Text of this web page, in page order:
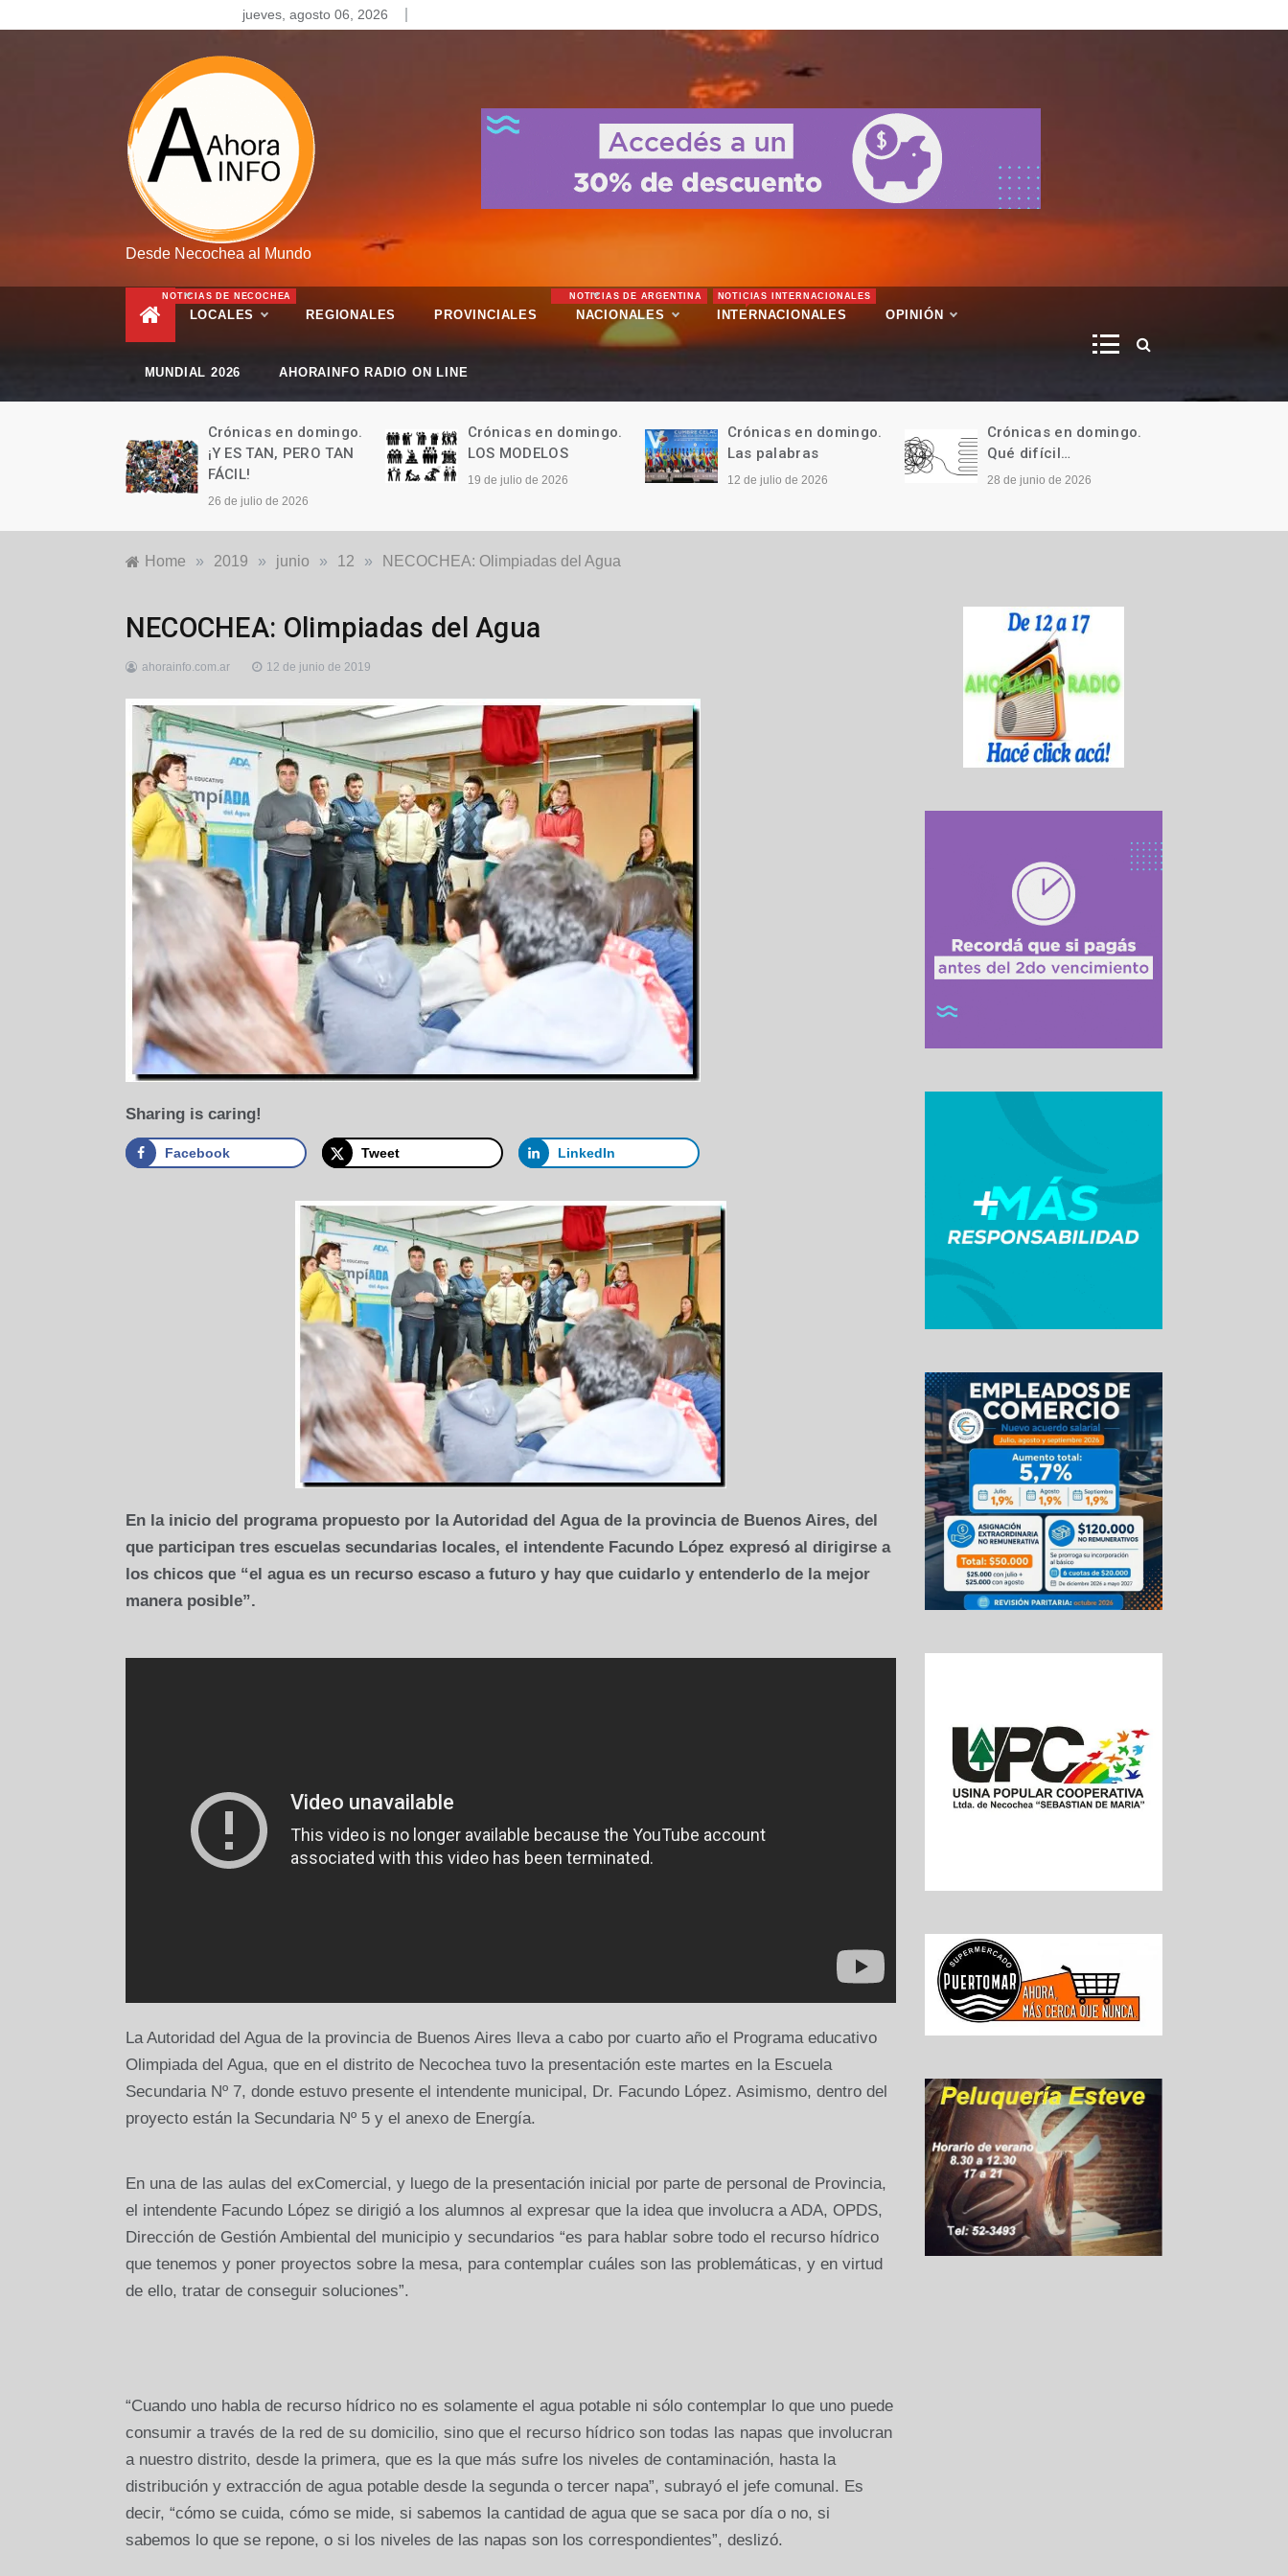
to
jueves, agosto 06, 2026
Desde Necochea al Mundo
LOCALES
NOTICIAS DE NECOCHEA
REGIONALES PROVINCIALES NACIONALES
NOTICIAS DE ARGENTINA
INTERNACIONALES
NOTICIAS INTERNACIONALES
OPINIÓN
MUNDIAL 2026 AHORAINFO RADIO ON LINE
Crónicas en domingo.
¡Y ES TAN, PERO TAN
FÁCIL!
26 de julio de 2026
Crónicas en domingo.
LOS MODELOS
19 de julio de 2026
Crónicas en domingo.
Las palabras
12 de julio de 2026
Crónicas en domingo.
Qué difícil…
28 de junio de 2026
Home » 2019 » junio » 12 » NECOCHEA: Olimpiadas del Agua
Educación ,
Locales
NECOCHEA: Olimpiadas del Agua
ahorainfo.com.ar 12 de junio de 2019
Sharing is caring!
Facebook Tweet LinkedIn
En la inicio del programa propuesto por la Autoridad del Agua de la provincia de Buenos Aires, del
que participan tres escuelas secundarias locales, el intendente Facundo López expresó al dirigirse a
los chicos que “el agua es un recurso escaso a futuro y hay que cuidarlo y entenderlo de la mejor
manera posible”.
La Autoridad del Agua de la provincia de Buenos Aires lleva a cabo por cuarto año el Programa educativo
Olimpiada del Agua, que en el distrito de Necochea tuvo la presentación este martes en la Escuela
Secundaria Nº 7, donde estuvo presente el intendente municipal, Dr. Facundo López. Asimismo, dentro del
proyecto están la Secundaria Nº 5 y el anexo de Energía.
En una de las aulas del exComercial, y luego de la presentación inicial por parte de personal de Provincia,
el intendente Facundo López se dirigió a los alumnos al expresar que la idea que involucra a ADA, OPDS,
Dirección de Gestión Ambiental del municipio y secundarios “es para hablar sobre todo el recurso hídrico
que tenemos y poner proyectos sobre la mesa, para contemplar cuáles son las problemáticas, y en virtud
de ello, tratar de conseguir soluciones”.
“Cuando uno habla de recurso hídrico no es solamente el agua potable ni sólo contemplar lo que uno puede
consumir a través de la red de su domicilio, sino que el recurso hídrico son todas las napas que involucran
a nuestro distrito, desde la primera, que es la que más sufre los niveles de contaminación, hasta la
distribución y extracción de agua potable desde la segunda o tercer napa”, subrayó el jefe comunal. Es
decir, “cómo se cuida, cómo se mide, si sabemos la cantidad de agua que se saca por día o no, si
sabemos lo que se repone, o si los niveles de las napas son los correspondientes”, deslizó.